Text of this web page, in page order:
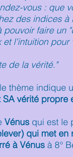
vous : que
des indices
faire un
l'intuition
de la vérité."
thème indique
vérité propre
Vénus qui est le
qui met
à Vénus à 8°